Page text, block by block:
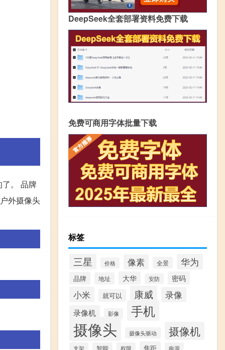
。 品牌
外摄像头
DeepSeek全套部署资料免费下载
免费可商用字体批量下载
标签
三星 价格 像素 全景 华为
品牌 地址 大华 安防 密码
小米 就可以 康威 录像
录像机 影像 手机
摄像头 摄像头驱动 摄像机
支架 智能 权限 焦距 电源